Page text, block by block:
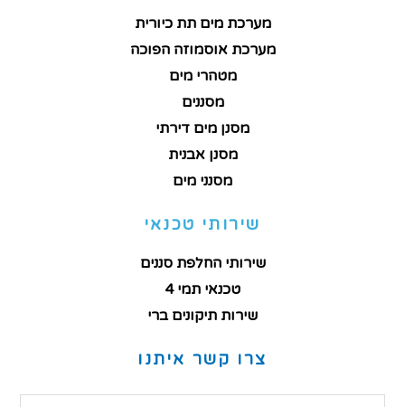
מערכת מים תת כיורית
מערכת אוסמוזה הפוכה
מטהרי מים
מסננים
מסנן מים דירתי
מסנן אבנית
מסנני מים
שירותי טכנאי
שירותי החלפת סננים
טכנאי תמי 4
שירות תיקונים ברי
צרו קשר איתנו